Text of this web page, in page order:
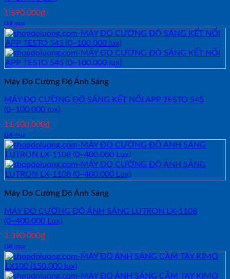
1,890,000₫
Đặt mua
Máy Đo Cường Độ Ánh Sáng
MÁY ĐO CƯỜNG ĐỘ SÁNG KẾT NỐI APP TESTO 545
(0~100.000 lux)
11,100,000₫
Đặt mua
Máy Đo Cường Độ Ánh Sáng
MÁY ĐO CƯỜNG ĐỘ ÁNH SÁNG LUTRON LX-1108
(0~400.000 Lux)
3,390,000₫
Đặt mua